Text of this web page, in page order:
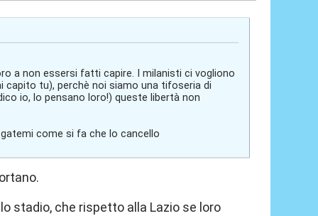
a non essersi fatti capire. I milanisti ci vogliono
capito tu), perchè noi siamo una tifoseria di
io, lo pensano loro!) queste libertà non
come si fa che lo cancello
stadio, che rispetto alla Lazio se loro